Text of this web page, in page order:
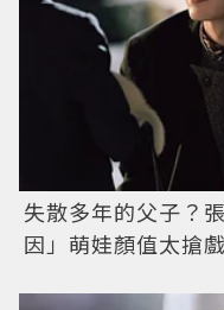
失散多年的父子？
因」萌娃顏值太搶